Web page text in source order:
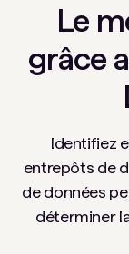
Le
grâce
Identifiez
entrepôts de
de données
déterminer